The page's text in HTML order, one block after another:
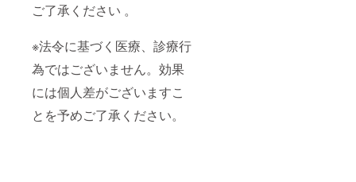
ご了承ください 。
※法令に基づく医療、診療行
為ではございません。効果
には個人差がございますこ
とを予めご了承ください。